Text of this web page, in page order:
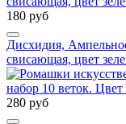
180 руб
Дисхидия,
свисающая, цвет
280 руб